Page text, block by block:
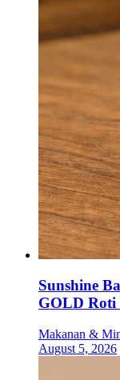
Sunshine
GOLD Roti
Makanan &
August 5, 2026